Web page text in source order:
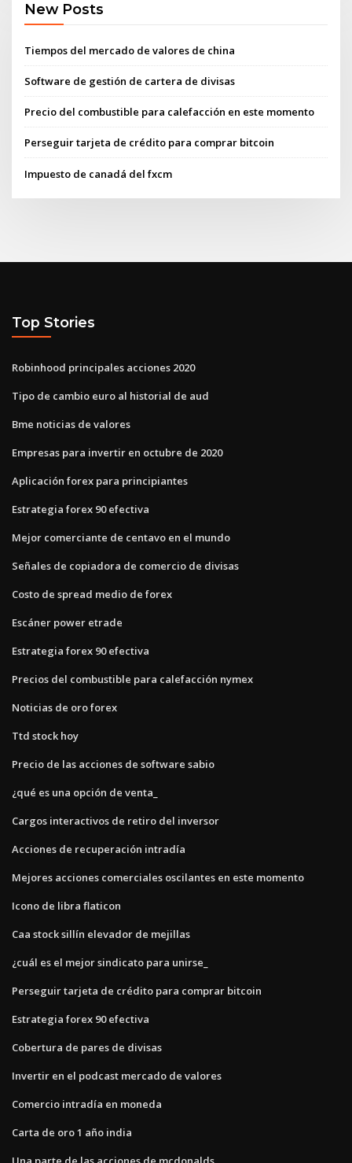
New Posts
Tiempos del mercado de valores de china
Software de gestión de cartera de divisas
Precio del combustible para calefacción en este momento
Perseguir tarjeta de crédito para comprar bitcoin
Impuesto de canadá del fxcm
Top Stories
Robinhood principales acciones 2020
Tipo de cambio euro al historial de aud
Bme noticias de valores
Empresas para invertir en octubre de 2020
Aplicación forex para principiantes
Estrategia forex 90 efectiva
Mejor comerciante de centavo en el mundo
Señales de copiadora de comercio de divisas
Costo de spread medio de forex
Escáner power etrade
Estrategia forex 90 efectiva
Precios del combustible para calefacción nymex
Noticias de oro forex
Ttd stock hoy
Precio de las acciones de software sabio
¿qué es una opción de venta_
Cargos interactivos de retiro del inversor
Acciones de recuperación intradía
Mejores acciones comerciales oscilantes en este momento
Icono de libra flaticon
Caa stock sillín elevador de mejillas
¿cuál es el mejor sindicato para unirse_
Perseguir tarjeta de crédito para comprar bitcoin
Estrategia forex 90 efectiva
Cobertura de pares de divisas
Invertir en el podcast mercado de valores
Comercio intradía en moneda
Carta de oro 1 año india